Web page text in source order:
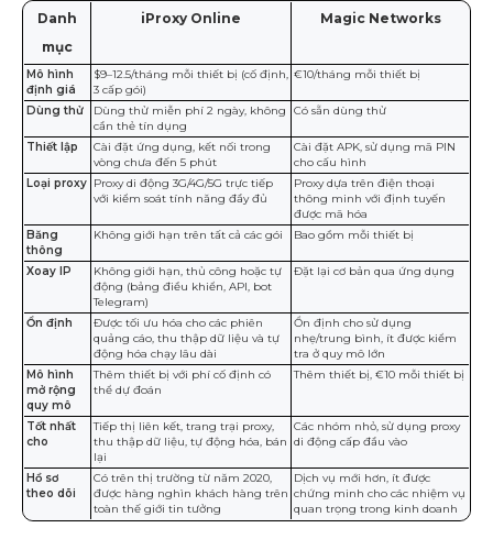
Danh
mục
iProxy Online Magic Networks
Mô hình
định giá
$9–12.5/tháng mỗi thiết bị (cố định,
3 cấp gói)
€10/tháng mỗi thiết bị
Dùng thử
Dùng thử miễn phí 2 ngày, không
cần thẻ tín dụng
Có sẵn dùng thử
Thiết lập
Cài đặt ứng dụng, kết nối trong
vòng chưa đến 5 phút
Cài đặt APK, sử dụng mã PIN
cho cấu hình
Loại proxy Proxy di động 3G/4G/5G trực tiếp
với kiểm soát tính năng đầy đủ
Proxy dựa trên điện thoại
thông minh với định tuyến
được mã hóa
Băng
thông
Không giới hạn trên tất cả các gói Bao gồm mỗi thiết bị
Xoay IP
Không giới hạn, thủ công hoặc tự
động (bảng điều khiển, API, bot
Telegram)
Đặt lại cơ bản qua ứng dụng
Ổn định
Được tối ưu hóa cho các phiên
quảng cáo, thu thập dữ liệu và tự
động hóa chạy lâu dài
Ổn định cho sử dụng
nhẹ/trung bình, ít được kiểm
tra ở quy mô lớn
Mô hình
mở rộng
quy mô
Thêm thiết bị với phí cố định có
thể dự đoán
Thêm thiết bị, €10 mỗi thiết bị
Tốt nhất
cho
Tiếp thị liên kết, trang trại proxy,
thu thập dữ liệu, tự động hóa, bán
lại
Các nhóm nhỏ, sử dụng proxy
di động cấp đầu vào
Hồ sơ
theo dõi
Có trên thị trường từ năm 2020,
được hàng nghìn khách hàng trên
toàn thế giới tin tưởng
Dịch vụ mới hơn, ít được
chứng minh cho các nhiệm vụ
quan trọng trong kinh doanh